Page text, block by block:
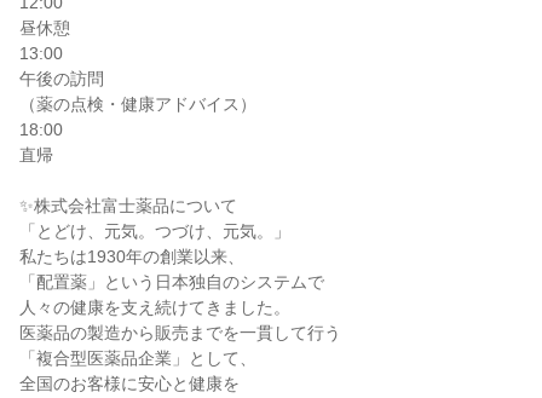
昼休憩
13:00
午後の訪問
（薬の点検・健康アドバイス）
18:00
直帰
✨株式会社富士薬品について
「とどけ、元気。つづけ、元気。」
私たちは1930年の創業以来、
「配置薬」という日本独自のシステムで
人々の健康を支え続けてきました。
医薬品の製造から販売までを一貫して行う
「複合型医薬品企業」として、
全国のお客様に安心と健康を